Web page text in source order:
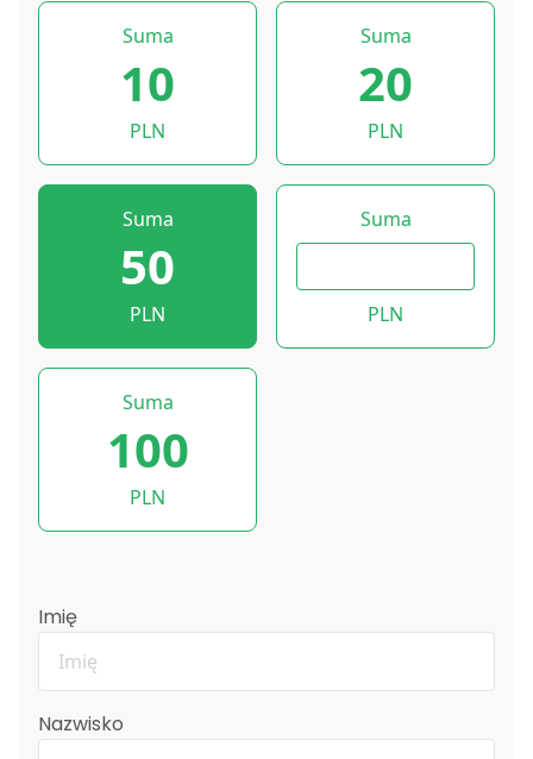
Suma
10
PLN
Suma
20
PLN
Suma
50
PLN
Suma
PLN
Suma
100
PLN
Imię
Nazwisko